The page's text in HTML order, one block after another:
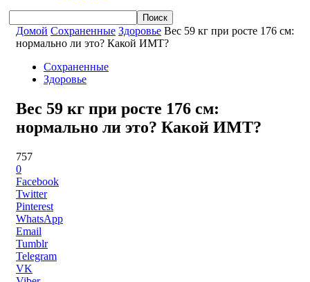
Домой Сохраненные Здоровье Вес 59 кг при росте 176 см:
нормально ли это? Какой ИМТ?
Сохраненные
Здоровье
Вес 59 кг при росте 176 см:
нормально ли это? Какой ИМТ?
757
0
Facebook
Twitter
Pinterest
WhatsApp
Email
Tumblr
Telegram
VK